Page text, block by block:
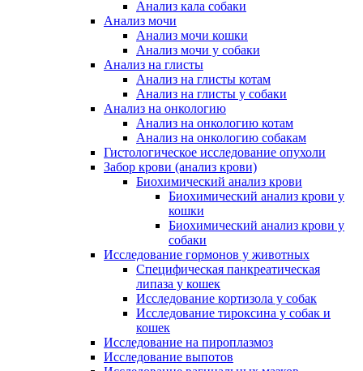
Анализ кала собаки
Анализ мочи
Анализ мочи кошки
Анализ мочи у собаки
Анализ на глисты
Анализ на глисты котам
Анализ на глисты у собаки
Анализ на онкологию
Анализ на онкологию котам
Анализ на онкологию собакам
Гистологическое исследование опухоли
Забор крови (анализ крови)
Биохимический анализ крови
Биохимический анализ крови у
кошки
Биохимический анализ крови у
собаки
Исследование гормонов у животных
Специфическая панкреатическая
липаза у кошек
Исследование кортизола у собак
Исследование тироксина у собак и
кошек
Исследование на пироплазмоз
Исследование выпотов